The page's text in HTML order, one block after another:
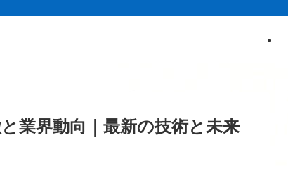
業界動向｜最新の技術と未来